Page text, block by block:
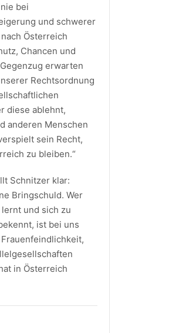
bei
und schwerer
Österreich
Chancen und
erwarten
Rechtsordnung
diese ablehnt,
anderen Menschen
sein Recht,
zu bleiben.“
Schnitzer klar:
Bringschuld. Wer
und sich zu
ist bei uns
in Österreich